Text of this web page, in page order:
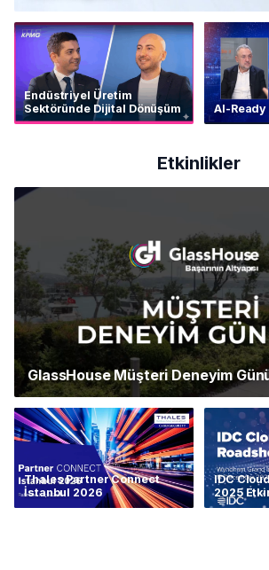
Endüstriyel Üretim
Sektöründe Dijital Dönüşüm
AI-Ready
Etkinlikler
GlassHouse Müşteri Deneyim
Thales Partner Connect
İstanbul 2026
IDC
2025